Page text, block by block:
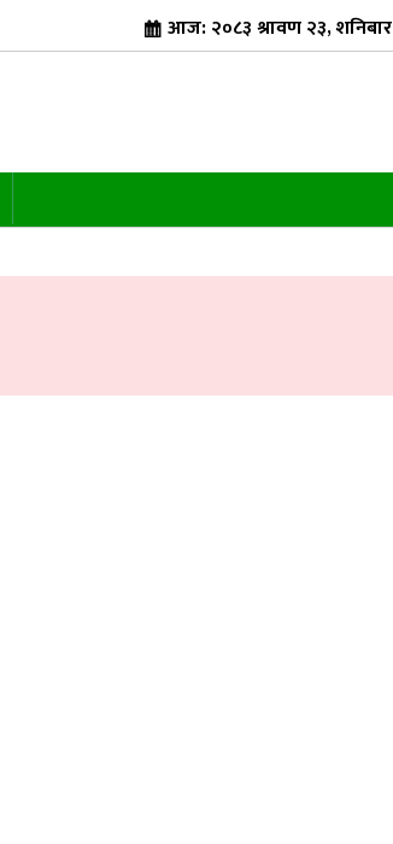
आज: २०८३ श्रावण २३, शनिबार